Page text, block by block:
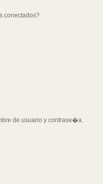
conectados?
de usuario y contrase�a.